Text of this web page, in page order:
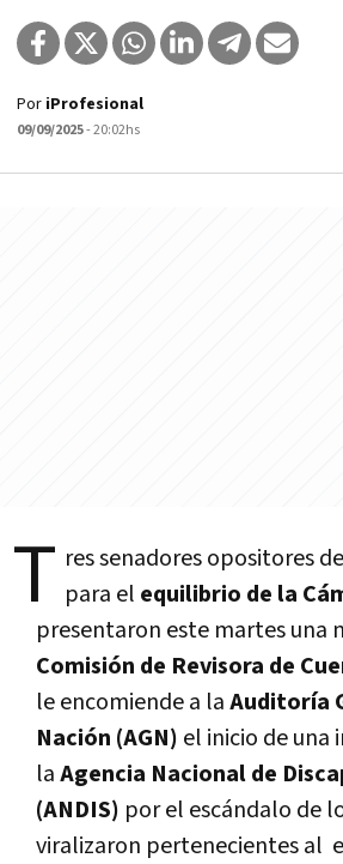
Por iProfesional
09/09/2025- 20:02hs
T res senadores opositores
para el equilibrio de la
presentaron este martes una
Comisión de Revisora de
le encomiende a laAuditoría
Nación (AGN) el inicio de una
laAgencia Nacional de
(ANDIS) por el escándalo de
viralizaron pertenecientes al